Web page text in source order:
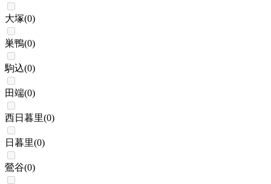
大塚(0)
巣鴨(0)
駒込(0)
田端(0)
西日暮里(0)
日暮里(0)
鶯谷(0)